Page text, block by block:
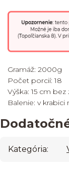
Gramáž: 2000g
Počet porcií: 18
Výška: 15 cm
Balenie: v
Kategória: